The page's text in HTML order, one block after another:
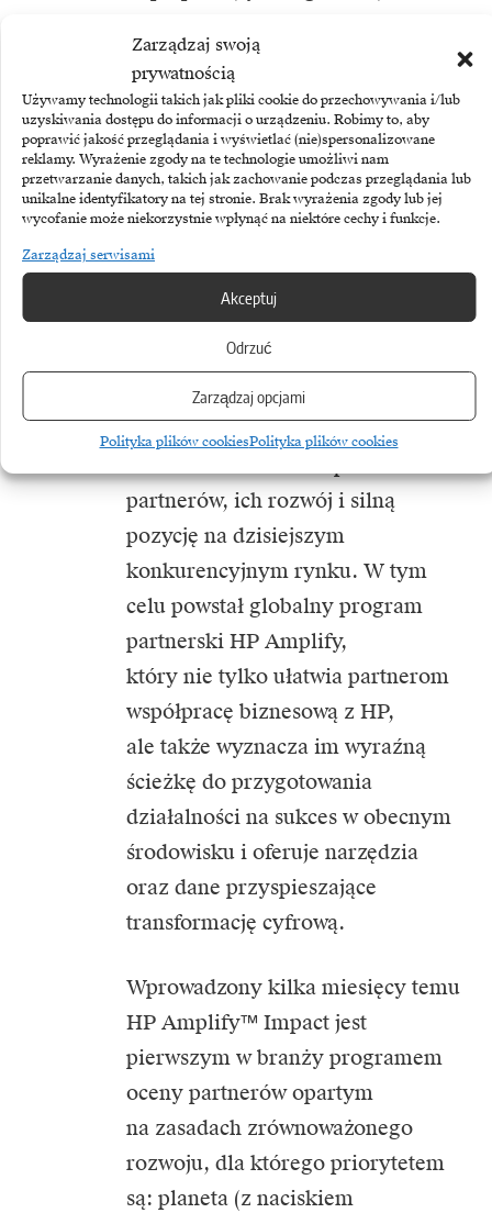
Zarządzaj swoją
prywatnością
Używamy technologii takich jak pliki cookie do przechowywania i/lub
uzyskiwania dostępu do informacji o urządzeniu. Robimy to, aby
poprawić jakość przeglądania i wyświetlać (nie)spersonalizowane
reklamy. Wyrażenie zgody na te technologie umożliwi nam
przetwarzanie danych, takich jak zachowanie podczas przeglądania lub
unikalne identyfikatory na tej stronie. Brak wyrażenia zgody lub jej
wycofanie może niekorzystnie wpłynąć na niektóre cechy i funkcje.
Zarządzaj serwisami
Akceptuj
Odrzuć
Zarządzaj opcjami
Polityka plików cookiesPolityka plików cookies
UNICEF, UNHCR i Polski Czerwony
Krzyż. Ponadto, już w pierwszych
tygodniach konfliktu, najszybciej
jak tylko było to możliwe, HP
zawiesiło dostawy do Rosji
działania marketingowe
i reklamowe.
Wsparcie partnerów
na każdym etapie rozwoju
partnerów, ich rozwój i silną
pozycję na dzisiejszym
konkurencyjnym rynku. W tym
celu powstał globalny program
partnerski HP Amplify,
który nie tylko ułatwia partnerom
współpracę biznesową z HP,
ale także wyznacza im wyraźną
ścieżkę do przygotowania
działalności na sukces w obecnym
środowisku i oferuje narzędzia
oraz dane przyspieszające
transformację cyfrową.
Wprowadzony kilka miesięcy temu
HP Amplify™ Impact jest
pierwszym w branży programem
oceny partnerów opartym
na zasadach zrównoważonego
rozwoju, dla którego priorytetem
są: planeta (z naciskiem